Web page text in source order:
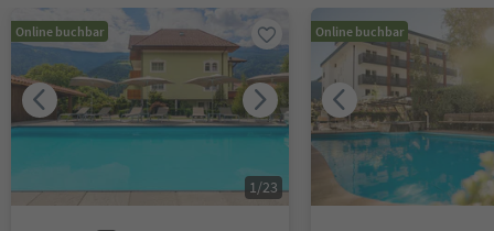
Online buchbar
1/23
Online buchbar